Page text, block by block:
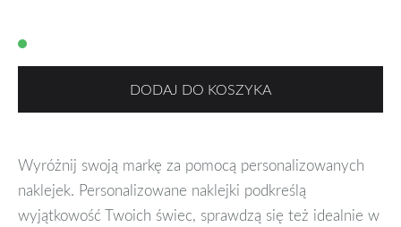
DODAJ DO KOSZYKA
Wyróżnij swoją markę za pomocą personalizowanych
naklejek. Personalizowane naklejki podkreślą
wyjątkowość Twoich świec, sprawdzą się też idealnie w